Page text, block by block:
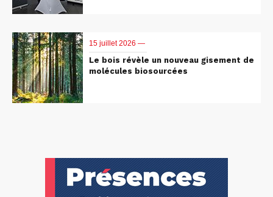
15 juillet 2026 —
Le bois révèle un nouveau gisement de
molécules biosourcées